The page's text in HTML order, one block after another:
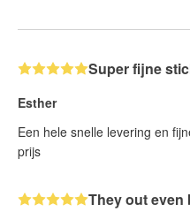
Super fijne
Esther
Een hele snelle levering en
prijs
They out even